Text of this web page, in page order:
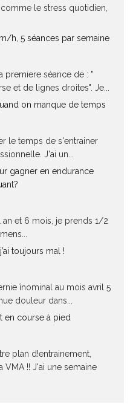
le stress quotidien,
h, 5 séances par semaine
premiere séance de : "
et de lignes droites". Je...
on manque de temps
le temps de s'entrainer
J'ai un...
gagner en endurance
an et 6 mois, je prends 1/2
toujours mal !
înominal au mois avril 5
douleur dans...
en course à pied
plan d!entrainement,
VMA !! J'ai une semaine